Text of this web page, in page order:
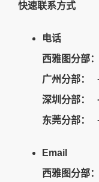
快速联系方式
电话
西雅图分部
广州分部：
深圳分部：
东莞分部：
Email
西雅图分部